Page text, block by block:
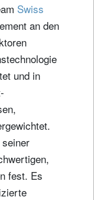
Swiss
an den
und in
fest. Es